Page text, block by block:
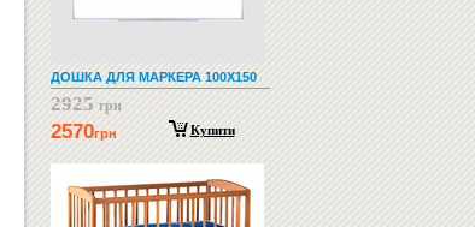
ДОШКА ДЛЯ МАРКЕРА 100Х150
2925 грн
2570грн Купити